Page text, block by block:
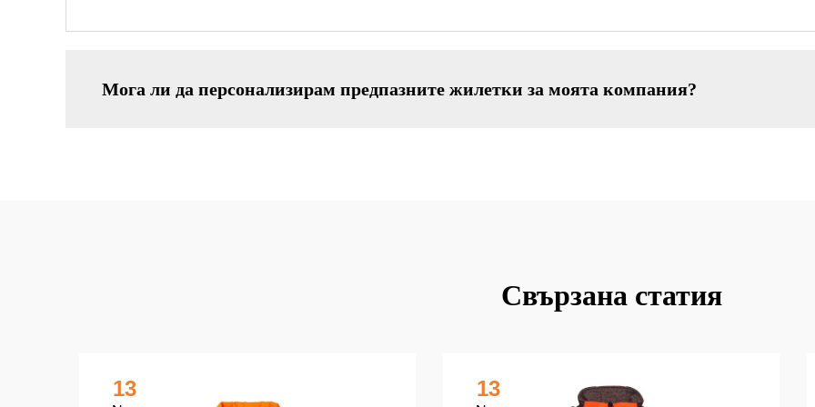
Мога ли да персонализирам предпазните жилетки за моята компания?
Свързана статия
13 13